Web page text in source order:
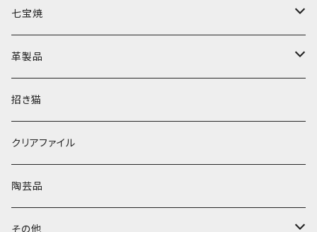
夏
感謝
開運
元気
クリスマス
七宝焼
ブローチ
ピアス
キーホルダー
革製品
小銭入れ
ポーチ
財布
キーホルダー
招き猫
クリアファイル
陶芸品
その他